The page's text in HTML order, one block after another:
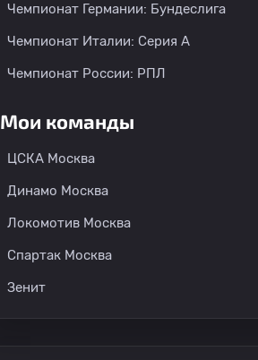
Чемпионат Германии: Бундеслига
Чемпионат Италии: Серия А
Чемпионат России: РПЛ
Мои команды
ЦСКА Москва
Динамо Москва
Локомотив Москва
Спартак Москва
Зенит